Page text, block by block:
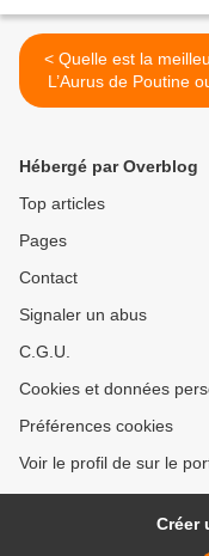
< Quelle est la meilleure :
L’Aurus de Poutine ou
Cadillac de Biden
Hébergé par Overblog
Top articles
Pages
Contact
Signaler un abus
C.G.U.
Cookies et données
Préférences cookies
Voir le profil de sur le
Créer